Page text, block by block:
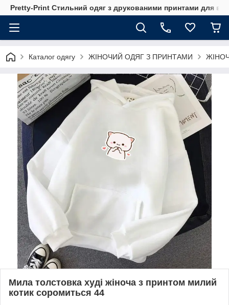
Pretty-Print Стильний одяг з друкованими принтами для
Каталог одягу ЖІНОЧИЙ ОДЯГ З ПРИНТАМИ
Мила толстовка худі жіноча з принтом милий
котик соромиться 44